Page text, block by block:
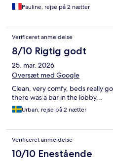
Pauline, rejse på 2 nætter
Verificeret anmeldelse
8/10 Rigtig godt
25. mar. 2026
Oversæt med Google
Clean, very comfy, beds really
there was a bar in the lobby...
Urban, rejse på 2 nætter
Verificeret anmeldelse
10/10 Enestående